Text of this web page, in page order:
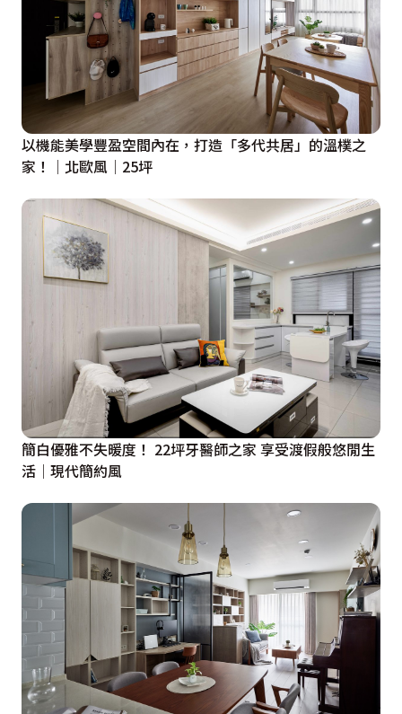
以機能美學豐盈空間內在，打造「多代共居」的溫樸之
家！│北歐風│25坪
簡白優雅不失暖度！ 22坪牙醫師之家 享受渡假般悠閒生
活│現代簡約風